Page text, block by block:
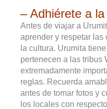
– Adhiérete a
Antes de viajar a
aprender y respetar las
la cultura. Urumita
pertenecen a las tribus
extremadamente
reglas. Recuerda
antes de tomar fotos y
los locales con